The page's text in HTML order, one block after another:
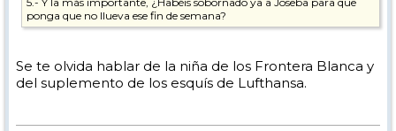
ponga que no llueva ese fin de semana?
consultas mi asistencia.
Un saludo a todos
Se te olvida hablar de la niña de los Frontera Blanca y
del suplemento de los esquís de Lufthansa.